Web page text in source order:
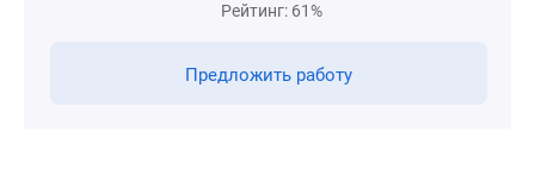
Рейтинг: 61%
Предложить работу